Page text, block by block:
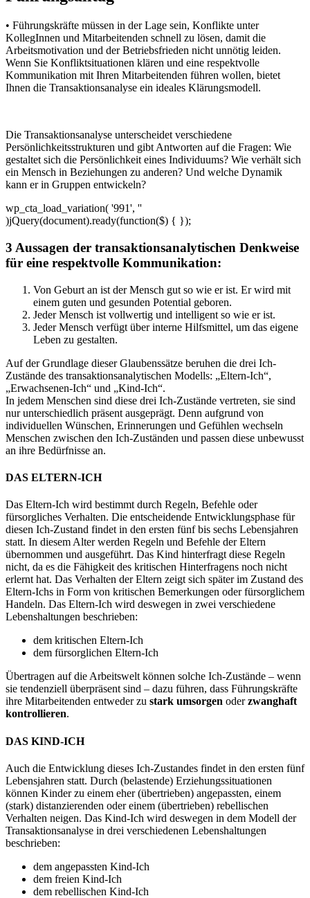
• Führungskräfte müssen in der Lage sein, Konflikte unter
KollegInnen und Mitarbeitenden schnell zu lösen, damit die
Arbeitsmotivation und der Betriebsfrieden nicht unnötig leiden.
Wenn Sie Konfliktsituationen klären und eine respektvolle
Kommunikation mit Ihren Mitarbeitenden führen wollen, bietet
Ihnen die Transaktionsanalyse ein ideales Klärungsmodell.
Die Transaktionsanalyse unterscheidet verschiedene
Persönlichkeitsstrukturen und gibt Antworten auf die Fragen: Wie
gestaltet sich die Persönlichkeit eines Individuums? Wie verhält sich
ein Mensch in Beziehungen zu anderen? Und welche Dynamik
kann er in Gruppen entwickeln?
wp_cta_load_variation( '991', ''
)jQuery(document).ready(function($) { });
3 Aussagen der transaktionsanalytischen Denkweise
für eine respektvolle Kommunikation:
Von Geburt an ist der Mensch gut so wie er ist. Er wird mit
einem guten und gesunden Potential geboren.
Jeder Mensch ist vollwertig und intelligent so wie er ist.
Jeder Mensch verfügt über interne Hilfsmittel, um das eigene
Leben zu gestalten.
Auf der Grundlage dieser Glaubenssätze beruhen die drei Ich-
Zustände des transaktionsanalytischen Modells: „Eltern-Ich“,
„Erwachsenen-Ich“ und „Kind-Ich“.
In jedem Menschen sind diese drei Ich-Zustände vertreten, sie sind
nur unterschiedlich präsent ausgeprägt. Denn aufgrund von
individuellen Wünschen, Erinnerungen und Gefühlen wechseln
Menschen zwischen den Ich-Zuständen und passen diese unbewusst
an ihre Bedürfnisse an.
DAS ELTERN-ICH
Das Eltern-Ich wird bestimmt durch Regeln, Befehle oder
fürsorgliches Verhalten. Die entscheidende Entwicklungsphase für
diesen Ich-Zustand findet in den ersten fünf bis sechs Lebensjahren
statt. In diesem Alter werden Regeln und Befehle der Eltern
übernommen und ausgeführt. Das Kind hinterfragt diese Regeln
nicht, da es die Fähigkeit des kritischen Hinterfragens noch nicht
erlernt hat. Das Verhalten der Eltern zeigt sich später im Zustand des
Eltern-Ichs in Form von kritischen Bemerkungen oder fürsorglichem
Handeln. Das Eltern-Ich wird deswegen in zwei verschiedene
Lebenshaltungen beschrieben:
dem kritischen Eltern-Ich
dem fürsorglichen Eltern-Ich
Übertragen auf die Arbeitswelt können solche Ich-Zustände – wenn
sie tendenziell überpräsent sind – dazu führen, dass Führungskräfte
ihre Mitarbeitenden entweder zu stark umsorgen oderzwanghaft
kontrollieren.
DAS KIND-ICH
Auch die Entwicklung dieses Ich-Zustandes findet in den ersten fünf
Lebensjahren statt. Durch (belastende) Erziehungssituationen
können Kinder zu einem eher (übertrieben) angepassten, einem
(stark) distanzierenden oder einem (übertrieben) rebellischen
Verhalten neigen. Das Kind-Ich wird deswegen in dem Modell der
Transaktionsanalyse in drei verschiedenen Lebenshaltungen
beschrieben:
dem angepassten Kind-Ich
dem freien Kind-Ich
dem rebellischen Kind-Ich